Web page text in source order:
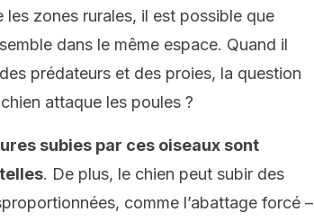
zones rurales, il est possible que
dans le même espace. Quand il
prédateurs et des proies, la question
attaque les poules ?
subies par ces oiseaux sont
. De plus, le chien peut subir des
comme l’abattage forcé –